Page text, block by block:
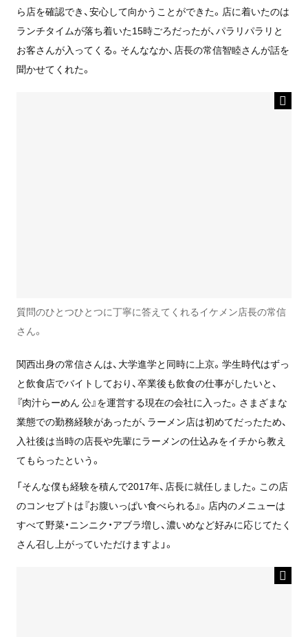
ら店を確認でき、安心して向かうことができた。店に着いたのは
ランチタイムが落ち着いた15時ごろだったが、パラリパラリと
お客さんが入ってくる。そんななか、店長の常信智睦さんが話を
聞かせてくれた。
質問のひとつひとつに丁寧に答えてくれるイケメン店長の常信
さん。
関西出身の常信さんは、大学進学と同時に上京。学生時代はずっ
と飲食店でバイトしており、卒業後も飲食の仕事がしたいと、
『肉汁らーめん 公』を運営する現在の会社に入った。さまざまな
業態での勤務経験があったが、ラーメン店は初めてだったため、
入社後は当時の店長や先輩にラーメンの仕込みをイチから教え
てもらったという。
「そんな僕も経験を積んで2017年、店長に就任しました。この店
のコンセプトは『お腹いっぱい食べられる』。店内のメニューは
すべて野菜・ニンニク・アブラ増し、濃いめなど好みに応じてたく
さん召し上がっていただけますよ」。